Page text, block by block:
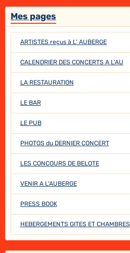
Mes pages
ARTISTES reçus à L' AUBERGE
CALENDRIER DES CONCERTS A L'AU
LA RESTAURATION
LE BAR
LE PUB
PHOTOS du DERNIER CONCERT
LES CONCOURS DE BELOTE
VENIR A L'AUBERGE
PRESS BOOK
HEBERGEMENTS GITES ET CHAMBRES